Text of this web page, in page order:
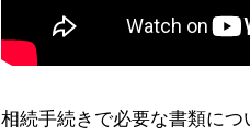
相続手続きで必要な書類につ